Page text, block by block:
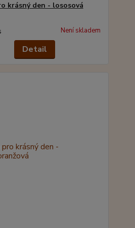
krásný den - lososová
Není skladem
Detail